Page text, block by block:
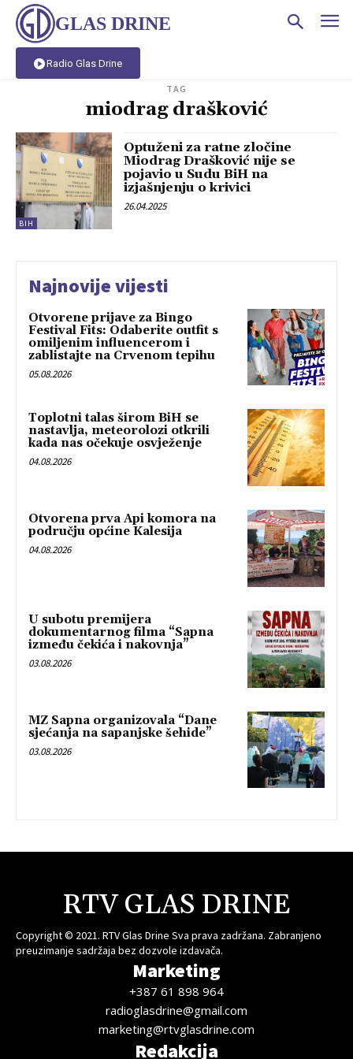
GLAS DRINE
Radio Glas Drine
TAG
miodrag drašković
BIH
Optuženi za ratne zločine
Miodrag Drašković nije se
pojavio u Sudu BiH na
izjašnjenju o krivici
26.04.2025
Najnovije vijesti
Otvorene prijave za Bingo
Festival Fits: Odaberite outfit s
omiljenim influencerom i
zablistajte na Crvenom tepihu
05.08.2026
Toplotni talas širom BiH se
nastavlja, meteorolozi otkrili
kada nas očekuje osvježenje
04.08.2026
Otvorena prva Api komora na
području općine Kalesija
04.08.2026
U subotu premijera
dokumentarnog filma “Sapna
između čekića i nakovnja”
03.08.2026
MZ Sapna organizovala “Dane
sjećanja na sapanjske šehide”
03.08.2026
RTV GLAS DRINE
Copyright © 2021. RTV Glas Drine Sva prava zadržana. Zabranjeno
preuzimanje sadržaja bez dozvole izdavača.
Marketing
+387 61 898 964
radioglasdrine@gmail.com
marketing@rtvglasdrine.com
Redakcija